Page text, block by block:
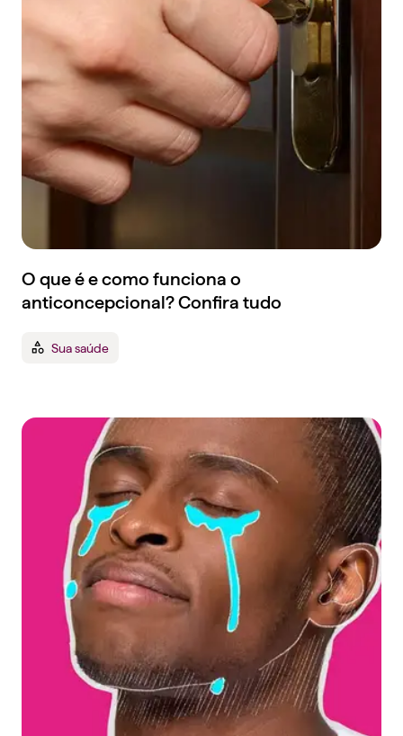
O que é e como funciona o
anticoncepcional? Confira tudo
Sua saúde